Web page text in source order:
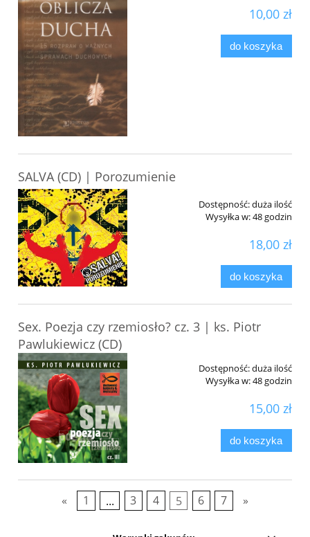
10,00 zł
do koszyka
SALVA (CD) | Porozumienie
Dostępność:duża ilość
Wysyłka w:48 godzin
18,00 zł
do koszyka
Sex. Poezja czy rzemiosło? cz. 3 | ks. Piotr
Pawlukiewicz (CD)
Dostępność:duża ilość
Wysyłka w:48 godzin
15,00 zł
do koszyka
« 1 ... 3 4 5 6 7 »